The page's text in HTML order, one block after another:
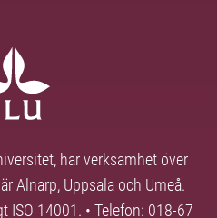
har verksamhet över
Alnarp, Uppsala och Umeå.
ISO 14001. • Telefon: 018-67